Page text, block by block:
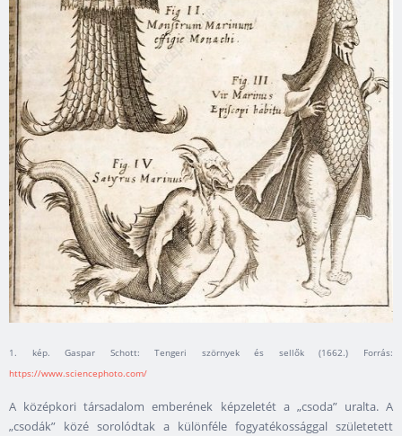
1. kép. Gaspar Schott: Tengeri szörnyek és sellők (1662.) Forrás:
https://www.sciencephoto.com/
A középkori társadalom emberének képzeletét a „csoda” uralta. A
„csodák” közé sorolódtak a különféle fogyatékossággal születetett